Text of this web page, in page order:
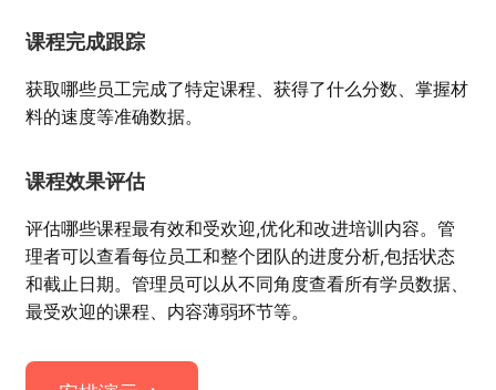
课程完成跟踪
获取哪些员工完成了特定课程、获得了什么分数、掌握材
料的速度等准确数据。
课程效果评估
评估哪些课程最有效和受欢迎,优化和改进培训内容。管
理者可以查看每位员工和整个团队的进度分析,包括状态
和截止日期。管理员可以从不同角度查看所有学员数据、
最受欢迎的课程、内容薄弱环节等。